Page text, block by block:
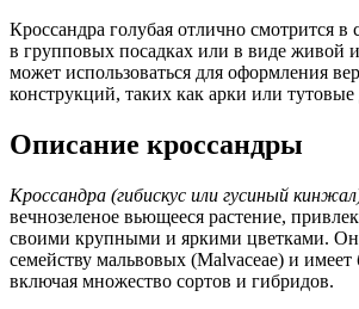
Кроссандра голубая отлично смотрится в
в групповых посадках или в виде живой
может использоваться для оформления
конструкций, таких как арки или
Описание кроссандры
Кроссандра (гибискус или гусиный
вечнозеленое вьющееся растение,
своими крупными и яркими цветками.
семейству мальвовых (Malvaceae) и имеет
включая множество сортов и гибридов.